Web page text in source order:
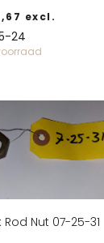
excl.
24
Rod Nut 07-25-31